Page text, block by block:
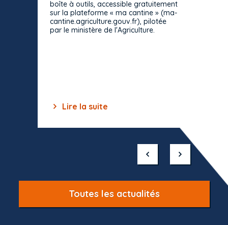
boîte à outils, accessible gratuitement
sur la plateforme « ma cantine » (ma-
cantine.agriculture.gouv.fr), pilotée
par le ministère de l'Agriculture.
Lire la suite
Toutes les actualités